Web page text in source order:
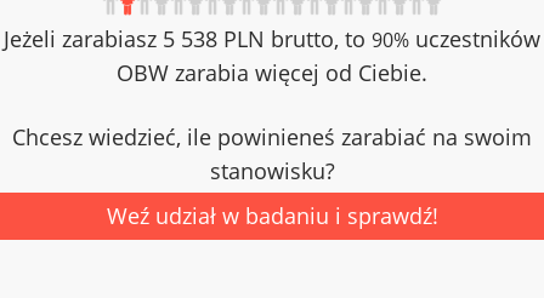
Jeżeli zarabiasz 5 538 PLN brutto, to 90% uczestników
OBW zarabia więcej od Ciebie.
Chcesz wiedzieć, ile powinieneś zarabiać na swoim
stanowisku?
Weź udział w badaniu i sprawdź!